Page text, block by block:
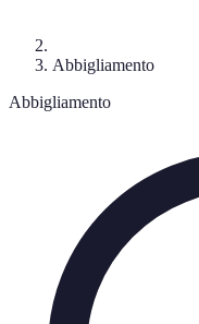
Abbigliamento
Abbigliamento